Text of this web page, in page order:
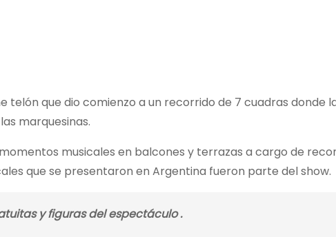
telón que dio comienzo a un recorrido de 7 cuadras donde
marquesinas.
musicales en balcones y terrazas a cargo de
que se presentaron en Argentina fueron parte del show.
y figuras del espectáculo .